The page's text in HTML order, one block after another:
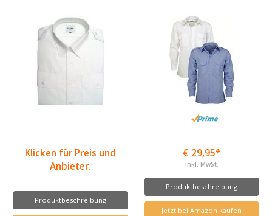
Klicken für Preis und
Anbieter.
Produktbeschreibung
€ 29,95*
inkl. MwSt.
Produktbeschreibung
Jetzt bei Amazon kaufen